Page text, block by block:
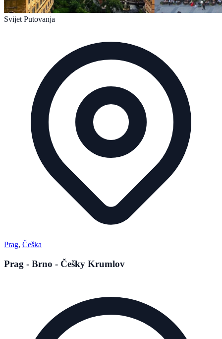
Svijet Putovanja
Prag, Češka
Prag - Brno - Češky Krumlov